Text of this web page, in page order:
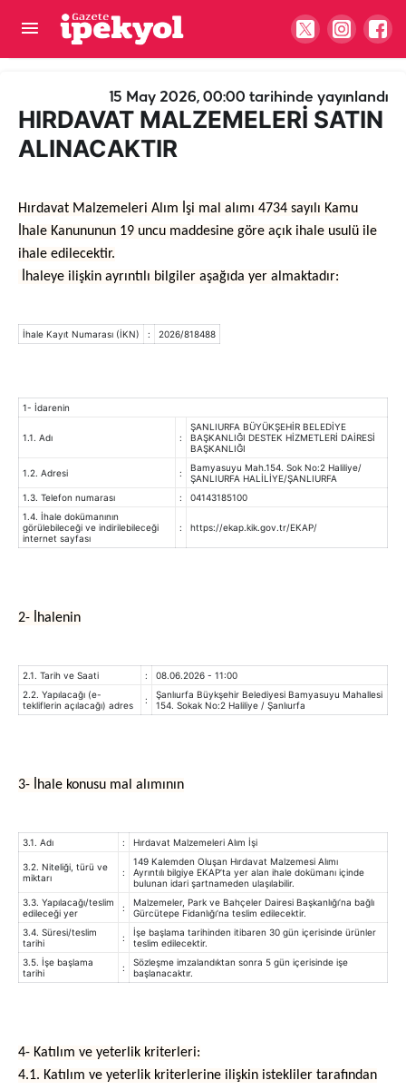
15 May 2026, 00:00 tarihinde yayınlandı
HIRDAVAT MALZEMELERİ SATIN
ALINACAKTIR
Hırdavat Malzemeleri Alım İşi mal alımı 4734 sayılı Kamu
İhale Kanununun 19 uncu maddesine göre açık ihale usulü ile
ihale edilecektir.
İhaleye ilişkin ayrıntılı bilgiler aşağıda yer almaktadır:
İhale Kayıt Numarası (İKN) : 2026/818488
1- İdarenin
1.1. Adı :
ŞANLIURFA BÜYÜKŞEHİR BELEDİYE
BAŞKANLIĞI DESTEK HİZMETLERİ DAİRESİ
BAŞKANLIĞI
1.2. Adresi :
Bamyasuyu Mah.154. Sok No:2 Haliliye/
ŞANLIURFA HALİLİYE/ŞANLIURFA
1.3. Telefon numarası
:
04143185100
1.4. İhale dokümanının
görülebileceği ve indirilebileceği
internet sayfası
: https://ekap.kik.gov.tr/EKAP/
2- İhalenin
2.1. Tarih ve Saati :
08.06.2026 - 11:00
2.2. Yapılacağı (e-
tekliflerin açılacağı) adres
:
Şanlıurfa Büykşehir Belediyesi Bamyasuyu Mahallesi
154. Sokak No:2 Haliliye / Şanlıurfa
3- İhale konusu mal alımının
3.1. Adı : Hırdavat Malzemeleri Alım İşi
3.2. Niteliği, türü ve
miktarı
:
149 Kalemden Oluşan Hırdavat Malzemesi Alımı
Ayrıntılı bilgiye EKAP’ta yer alan ihale dokümanı içinde
bulunan idari şartnameden ulaşılabilir.
3.3. Yapılacağı/teslim
edileceği yer
:
Malzemeler, Park ve Bahçeler Dairesi Başkanlığı’na bağlı
Gürcütepe Fidanlığı’na teslim edilecektir.
3.4. Süresi/teslim
tarihi
:
İşe başlama tarihinden itibaren 30 gün içerisinde ürünler
teslim edilecektir.
3.5. İşe başlama
tarihi
:
Sözleşme imzalandıktan sonra 5 gün içerisinde işe
başlanacaktır.
4- Katılım ve yeterlik kriterleri:
4.1. Katılım ve yeterlik kriterlerine ilişkin istekliler tarafından
HIRDAVAT MALZEMELERİ SATIN ALINACAKTIR